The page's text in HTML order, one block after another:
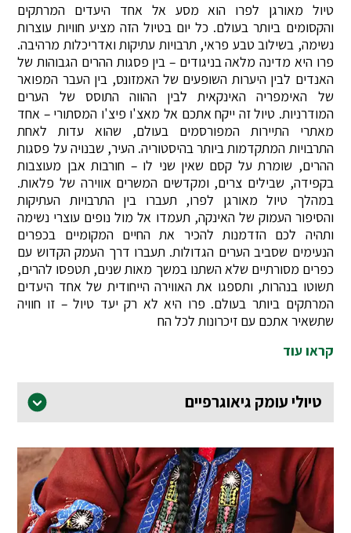
טיול מאורגן לפרו הוא מסע אל אחד היעדים המרתקים
והקסומים ביותר בעולם. כל יום בטיול הזה מציע חוויות עוצרות
נשימה, בשילוב טבע פראי, תרבויות עתיקות ואדריכלות מרהיבה.
פרו היא מדינה מלאה בניגודים – בין פסגות ההרים הגבוהות של
האנדים לבין היערות השופעים של האמזונס, בין העבר המפואר
של האימפריה האינקאית לבין ההווה התוסס של הערים
המודרניות. טיול זה ייקח אתכם אל מאצ'ו פיצ'ו המסתורי – אחד
מאתרי התיירות המפורסמים בעולם, שהוא עדות לאחת
התרבויות המתקדמות ביותר בהיסטוריה. העיר, שבנויה על פסגות
ההרים, שומרת על קסם שאין שני לו – חורבות אבן מעוצבות
בקפידה, שבילים צרים, ומקדשים המשרים אווירה של פלאות.
במהלך טיול מאורגן לפרו, תעברו בין התרבויות העתיקות
והסיפור העמוק של האינקה, תעמדו אל מול נופים עוצרי נשימה
ותהיה לכם הזדמנות להכיר את החיים המקומיים בכפרים
הנעימים שסביב הערים הגדולות. תעברו דרך העמק הקדוש עם
כפרים מסורתיים שלא השתנו במשך מאות שנים, תטפסו להרים,
תשוטו בנהרות, ותספגו את האווירה הייחודית של אחד היעדים
המרתקים ביותר בעולם. פרו היא לא רק יעד טיול – זו חוויה
שתשאיר אתכם עם זיכרונות לכל הח
קראו עוד
טיולי עומק גיאוגרפיים